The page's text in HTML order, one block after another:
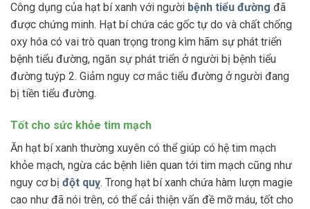
Công dụng của hạt bí xanh với người bệnh tiểu đường đã
được chứng minh. Hạt bí chứa các gốc tự do và chất chống
oxy hóa có vai trò quan trọng trong kìm hãm sự phát triển
bệnh tiểu đường, ngăn sự phát triển ở người bị bệnh tiểu
đường tuýp 2. Giảm nguy cơ mắc tiểu đường ở người đang
bị tiền tiểu đường.
Tốt cho sức khỏe tim mạch
Ăn hạt bí xanh thường xuyên có thể giúp có hệ tim mạch
khỏe mạch, ngừa các bệnh liên quan tới tim mạch cũng như
nguy cơ bị đột quỵ. Trong hạt bí xanh chứa hàm lượn magie
cao như đã nói trên, có thể cải thiện vấn đề mỡ máu, tốt cho